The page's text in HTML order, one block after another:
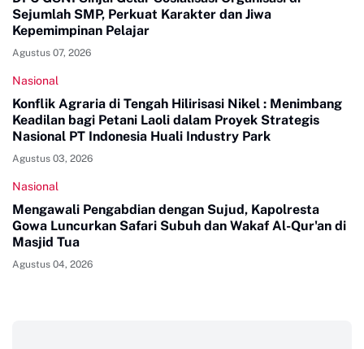
Sejumlah SMP, Perkuat Karakter dan Jiwa
Kepemimpinan Pelajar
Agustus 07, 2026
Nasional
Konflik Agraria di Tengah Hilirisasi Nikel : Menimbang
Keadilan bagi Petani Laoli dalam Proyek Strategis
Nasional PT Indonesia Huali Industry Park
Agustus 03, 2026
Nasional
Mengawali Pengabdian dengan Sujud, Kapolresta
Gowa Luncurkan Safari Subuh dan Wakaf Al-Qur'an di
Masjid Tua
Agustus 04, 2026